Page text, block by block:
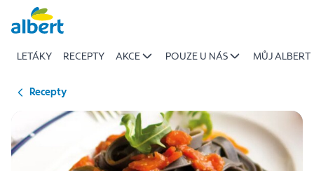
Přeskočit
LETÁKY RECEPTY AKCE POUZE U NÁS MŮJ ALBERT
Recepty